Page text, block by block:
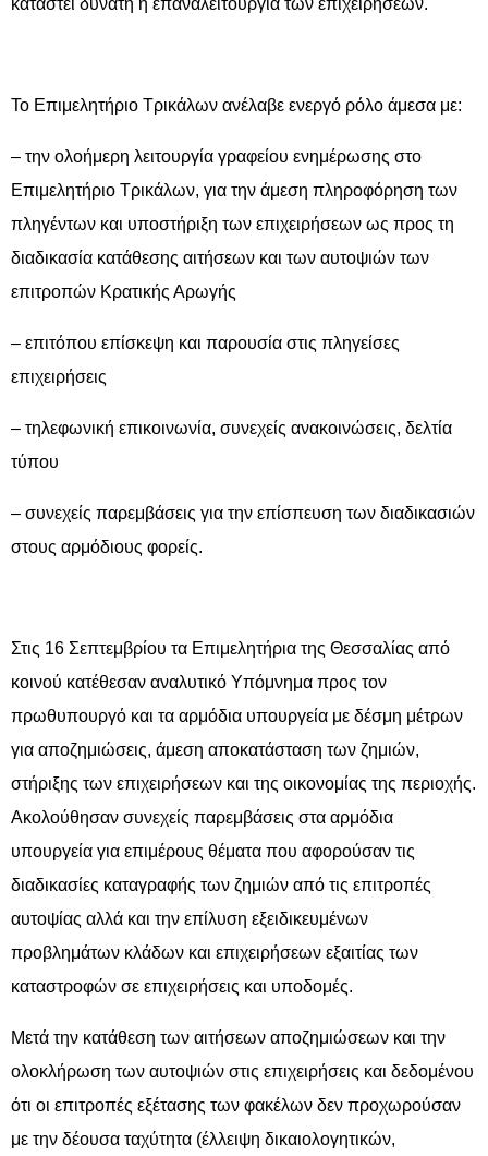
Το Επιμελητήριο Τρικάλων ανέλαβε ενεργό ρόλο άμεσα με:
– την ολοήμερη λειτουργία γραφείου ενημέρωσης στο
Επιμελητήριο Τρικάλων, για την άμεση πληροφόρηση των
πληγέντων και υποστήριξη των επιχειρήσεων ως προς τη
διαδικασία κατάθεσης αιτήσεων και των αυτοψιών των
επιτροπών Κρατικής Αρωγής
– επιτόπου επίσκεψη και παρουσία στις πληγείσες
επιχειρήσεις
– τηλεφωνική επικοινωνία, συνεχείς ανακοινώσεις, δελτία
τύπου
– συνεχείς παρεμβάσεις για την επίσπευση των διαδικασιών
στους αρμόδιους φορείς.
Στις 16 Σεπτεμβρίου τα Επιμελητήρια της Θεσσαλίας από
κοινού κατέθεσαν αναλυτικό Υπόμνημα προς τον
πρωθυπουργό και τα αρμόδια υπουργεία με δέσμη μέτρων
για αποζημιώσεις, άμεση αποκατάσταση των ζημιών,
στήριξης των επιχειρήσεων και της οικονομίας της περιοχής.
Ακολούθησαν συνεχείς παρεμβάσεις στα αρμόδια
υπουργεία για επιμέρους θέματα που αφορούσαν τις
διαδικασίες καταγραφής των ζημιών από τις επιτροπές
αυτοψίας αλλά και την επίλυση εξειδικευμένων
προβλημάτων κλάδων και επιχειρήσεων εξαιτίας των
καταστροφών σε επιχειρήσεις και υποδομές.
Μετά την κατάθεση των αιτήσεων αποζημιώσεων και την
ολοκλήρωση των αυτοψιών στις επιχειρήσεις και δεδομένου
ότι οι επιτροπές εξέτασης των φακέλων δεν προχωρούσαν
με την δέουσα ταχύτητα (έλλειψη δικαιολογητικών,